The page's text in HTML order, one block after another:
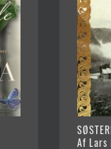
Af Lars